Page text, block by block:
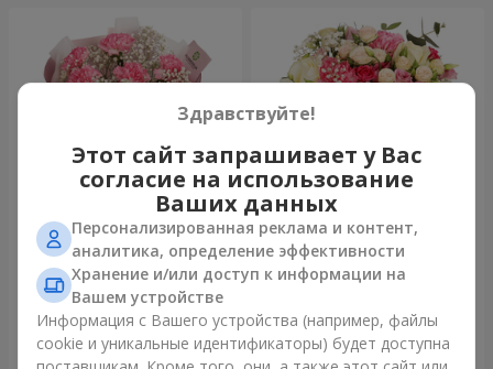
Букет "Королева
Карибского моря"
1 449 грн
Заказать
Цветы в коробке
"Помпадур"
Заказать
Здравствуйте!
Этот сайт запрашивает у Вас
согласие на использование
Ваших данных
Персонализированная реклама и контент,
аналитика, определение эффективности
Хранение и/или доступ к информации на
Вашем устройстве
Информация с Вашего устройства (например, файлы
cookie и уникальные идентификаторы) будет доступна